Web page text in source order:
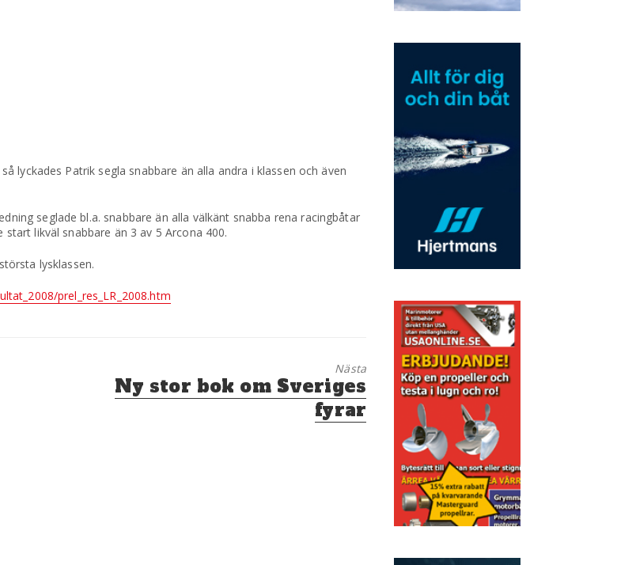
lyckades Patrik segla snabbare än alla andra i klassen och även
seglade bl.a. snabbare än alla välkänt snabba rena racingbåtar
likväl snabbare än 3 av 5 Arcona 400.
lysklassen.
prel_res_LR_2008.htm
Nästa
Nästa
inlägg:
Ny stor bok om Sveriges
fyrar